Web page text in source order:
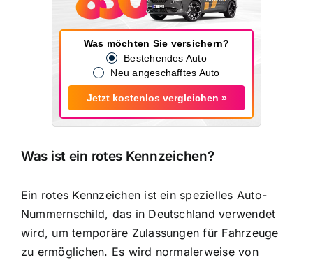
Was möchten Sie versichern?
Bestehendes Auto
Neu angeschafftes Auto
Jetzt kostenlos vergleichen »
Was ist ein rotes Kennzeichen?
Ein rotes Kennzeichen ist ein spezielles Auto-
Nummernschild, das in Deutschland verwendet
wird, um temporäre Zulassungen für Fahrzeuge
zu ermöglichen. Es wird normalerweise von